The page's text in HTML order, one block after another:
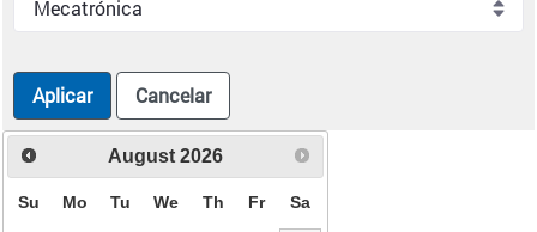
Aplicar Cancelar
August 2026
Su Mo Tu We Th Fr Sa